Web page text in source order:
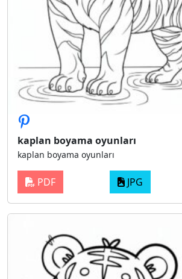
kaplan boyama oyunları
kaplan boyama oyunları
PDF JPG